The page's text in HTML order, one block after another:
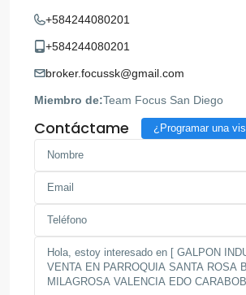
+584244080201
+584244080201
broker.focussk@gmail.com
Miembro de:Team Focus San Diego
Contáctame ¿Programar una